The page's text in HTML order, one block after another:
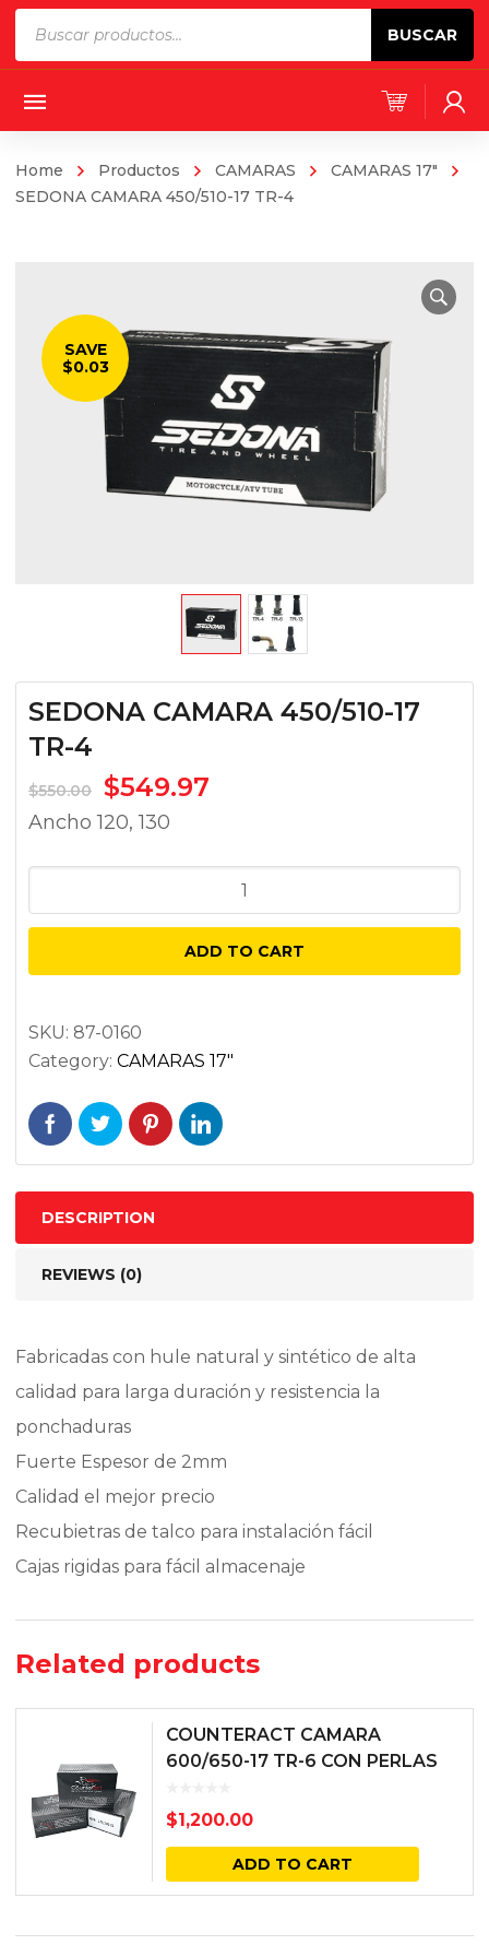
BUSCAR
Home Productos CAMARAS
CAMARAS 17"
SEDONA CAMARA 450/510-17 TR-4
SAVE
$0.03
SEDONA CAMARA 450/510-17
TR-4
$550.00 $549.97
Ancho 120, 130
CAMARA
17
4
quantity
ADD TO CART
SKU: 87-0160
Category: CAMARAS 17"
DESCRIPTION
REVIEWS (0)
Fabricadas con hule natural y sintético de alta
calidad para larga duración y resistencia la
ponchaduras
Fuerte Espesor de 2mm
Calidad el mejor precio
Recubietras de talco para instalación fácil
Cajas rigidas para fácil almacenaje
Related products
COUNTERACT CAMARA
600/650-17 TR-6 CON PERLAS
$1,200.00
ADD TO CART